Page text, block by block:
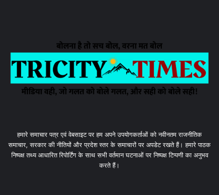
हमारे समाचार पत्र एवं वेबसाइट पर हम अपने उपयोगकर्ताओं को नवीनतम राजनीतिक
समाचार, सरकार की नीतियों और प्रदेश स्तर के समाचारों पर अपडेट रखते हैं। हमारे पाठक
निष्पक्ष तथ्य आधारित रिपोर्टिंग के साथ सभी वर्तमान घटनाओं पर निष्पक्ष टिप्पणी का अनुभव
करते हैं।